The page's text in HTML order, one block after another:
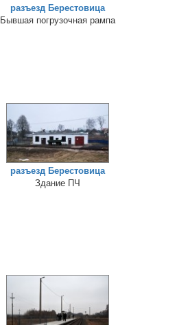
разъезд Берестовица
Бывшая погрузочная рампа
разъезд Берестовица
Здание ПЧ